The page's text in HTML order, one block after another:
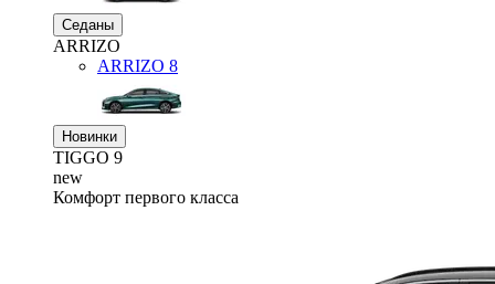
Седаны
ARRIZO
ARRIZO 8
Новинки
TIGGO 9
new
Комфорт первого класса